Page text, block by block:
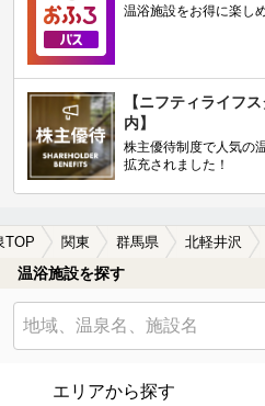
温浴施設をお得に楽し
【ニフティライフ
内】
株主優待制度で人気の
拡充されました！
TOP 関東 群馬県 北軽井沢
温浴施設を探す
エリアから探す